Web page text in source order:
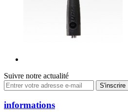
Suivre notre actualité
informations